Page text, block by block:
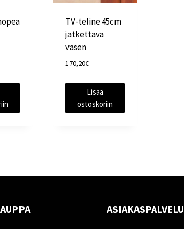
TV-teline 45cm
jatkettava
vasen
170,20€
Lisää
ostoskoriin
ASIAKASPALVELU